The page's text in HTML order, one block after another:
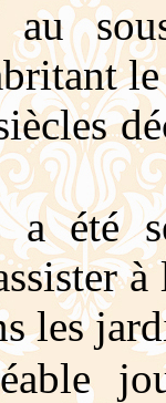
au
été
les